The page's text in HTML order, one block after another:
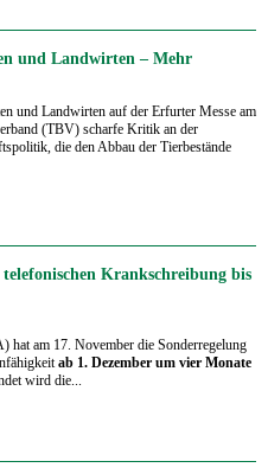
und Landwirten – Mehr
und Landwirten auf der Erfurter Messe am
(TBV) scharfe Kritik an der
die den Abbau der Tierbestände
Krankschreibung bis
hat am 17. November die Sonderregelung
ab 1. Dezember um vier Monate
wird die...